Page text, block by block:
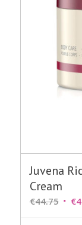
Juvena
Cream
€44.75 €